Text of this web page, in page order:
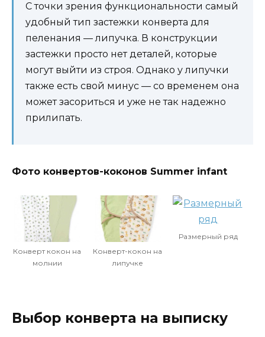
С точки зрения функциональности самый
удобный тип застежки конверта для
пеленания — липучка. В конструкции
застежки просто нет деталей, которые
могут выйти из строя. Однако у липучки
также есть свой минус — со временем она
может засориться и уже не так надежно
прилипать.
Фото конвертов-коконов Summer infant
Конверт кокон на
молнии
Конверт-кокон на
липучке
Размерный ряд
Выбор конверта на выписку